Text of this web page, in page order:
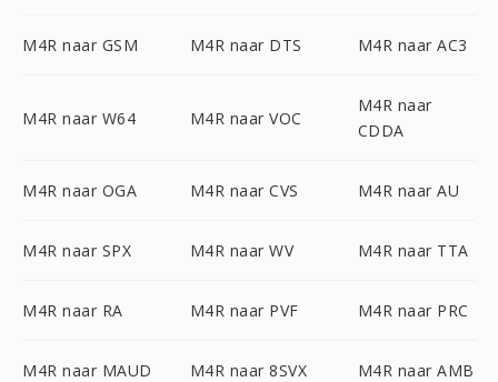
M4R naar GSM M4R naar DTS M4R naar AC3
M4R naar W64 M4R naar VOC
M4R naar
CDDA
M4R naar OGA M4R naar CVS M4R naar AU
M4R naar SPX M4R naar WV M4R naar TTA
M4R naar RA M4R naar PVF M4R naar PRC
M4R naar MAUD M4R naar 8SVX M4R naar AMB